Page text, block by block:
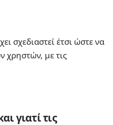
σχεδιαστεί έτσι ώστε να
χρηστών, με τις
γιατί τις